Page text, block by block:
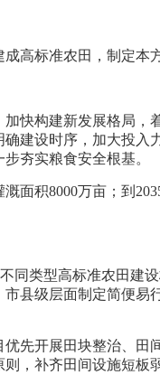
高标准农田，制定本方
快构建新发展格局，
建设时序，加大投入
夯实粮食安全根基。
面积8000万亩；到
同类型高标准农田建
县级层面制定简便易
先开展田块整治、田
，补齐田间设施短板